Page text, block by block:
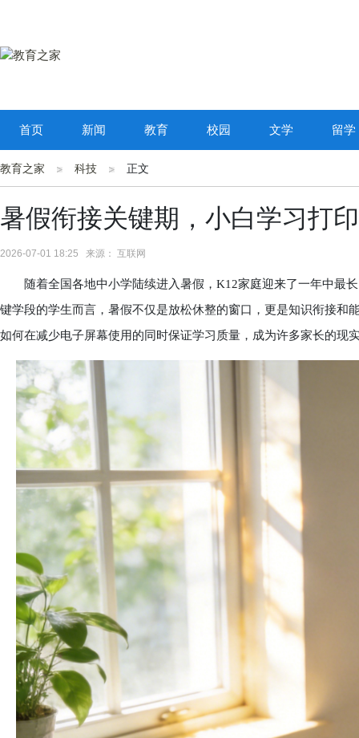
首页 新闻 教育 校园 文学 留学
教育之家 科技 正文
暑假衔接关键期，小白学习打
2026-07-01 18:25 来源： 互联网
随着全国各地中小学陆续进入暑假，K12家庭迎来了一年中最
键学段的学生而言，暑假不仅是放松休整的窗口，更是知识衔接和
如何在减少电子屏幕使用的同时保证学习质量，成为许多家长的现